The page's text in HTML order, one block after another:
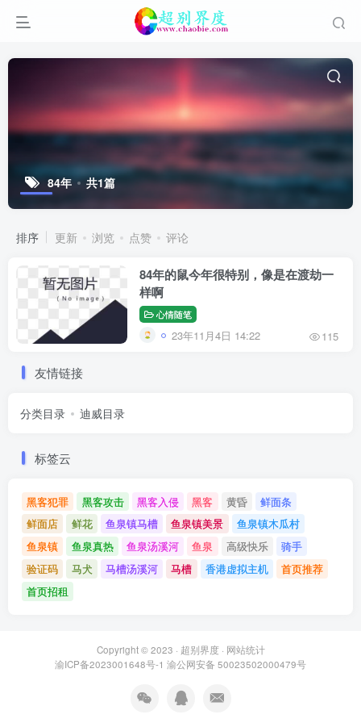
84年 共1篇
排序 更新 浏览 点赞 评论
84年的鼠今年很特别，像是在渡劫一
样啊
心情随笔
23年11月4日 14:22 115
友情链接
分类目录 迪威目录
标签云
黑客犯罪 黑客攻击 黑客入侵 黑客 黄昏
鲜面条
鲜面店
鲜花 鱼泉镇马槽 鱼泉镇美景
鱼泉镇木瓜村
鱼泉镇
鱼泉真热 鱼泉汤溪河 鱼泉 高级快乐
骑手
验证码
马犬 马槽汤溪河 马槽 香港虚拟主机
首页推荐
首页招租
Copyright © 2023 · 超别界度· 网站统计
渝ICP备2023001648号-1 渝公网安备 50023502000479号